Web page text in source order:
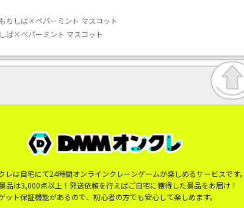
ちしば×ペパーミント マスコット
ば×ペパーミント マスコット
レは自宅にて24時間オンラインクレーンゲームが楽しめるサービスです
品は3,000点以上！発送依頼を行えばご自宅に獲得した景品をお届け！
ット保証機能があるので、初心者の方でも安心して楽しめます。